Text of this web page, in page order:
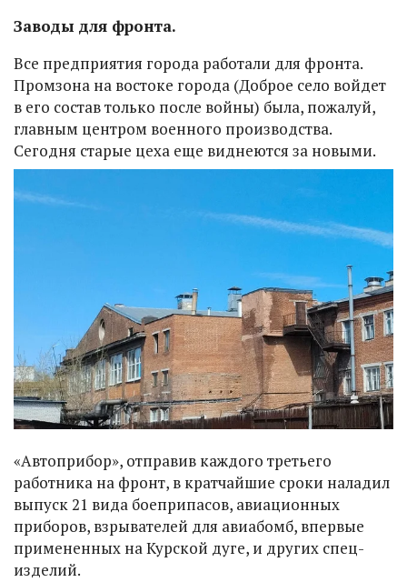
Заводы для фронта.
Все предприятия города работали для фронта.
Промзона на востоке города (Доброе село войдет
в его состав только после войны) была, пожалуй,
главным центром военного производства.
Сегодня старые цеха еще виднеются за новыми.
«Автоприбор», отправив каждого третьего
работника на фронт, в кратчайшие сроки наладил
выпуск 21 вида боеприпасов, авиационных
приборов, взрывателей для авиабомб, впервые
примененных на Курской дуге, и других спец-
изделий.